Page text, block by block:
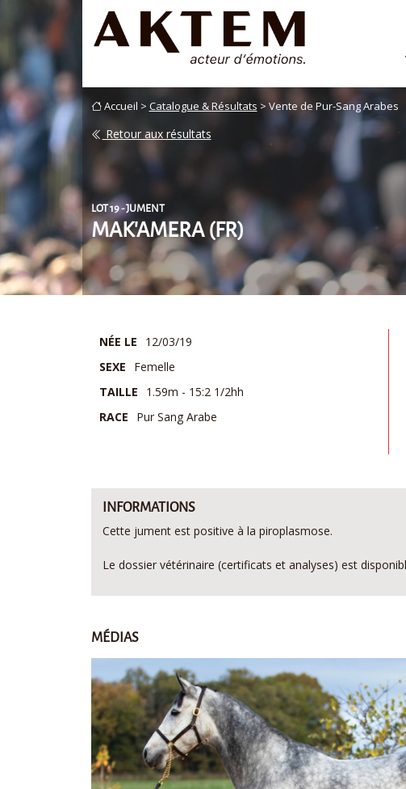
Accueil > Catalogue & Résultats > Vente de Pur-Sang Arabes
Retour aux résultats
LOT 19 - JUMENT
MAK'AMERA (FR)
NÉE LE
12/03/19
SEXE
Femelle
TAILLE
1.59m - 15:2 1/2hh
RACE
Pur Sang Arabe
INFORMATIONS
Cette jument est positive à la piroplasmose.
Le dossier vétérinaire (certificats et analyses) est
MÉDIAS